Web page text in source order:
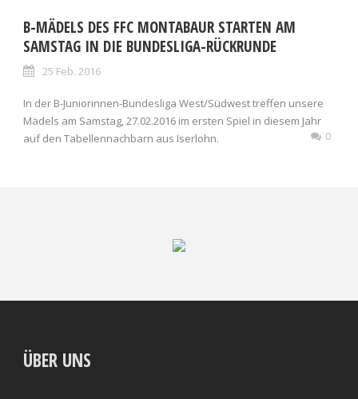
B-MÄDELS DES FFC MONTABAUR STARTEN AM
SAMSTAG IN DIE BUNDESLIGA-RÜCKRUNDE
25 Feb. 2016
In der B-Juniorinnen-Bundesliga West/Südwest treffen unsere
Mädels am Samstag, 27.02.2016 im ersten Spiel in diesem Jahr
auf den Tabellennachbarn aus Iserlohn.
0
ÜBER UNS